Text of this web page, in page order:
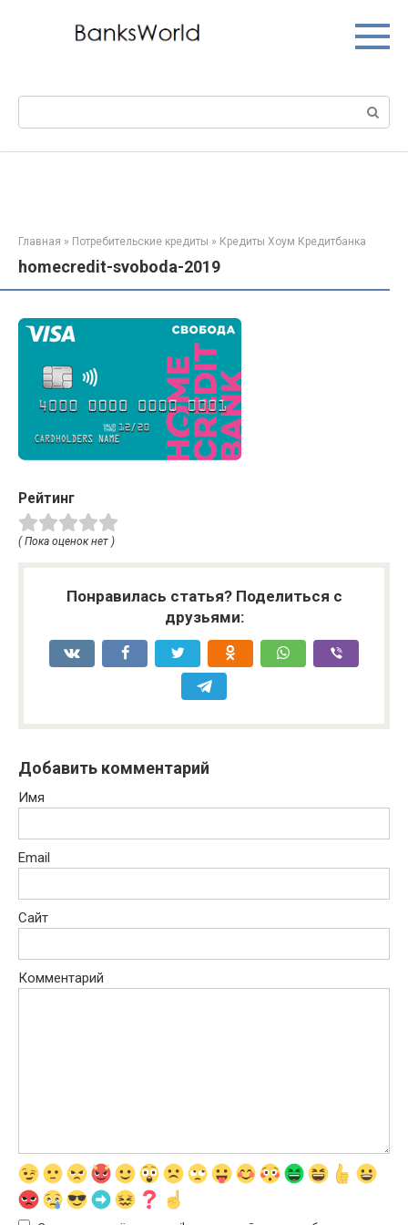
Поиск:
Главная » Потребительские кредиты » Кредиты Хоум Кредитбанка
homecredit-svoboda-2019
Рейтинг
( Пока оценок нет )
Понравилась статья? Поделиться с
друзьями:
Добавить комментарий
Имя
Email
Сайт
Комментарий